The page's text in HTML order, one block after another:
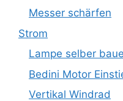
Messer schärfen
Strom
Lampe selber
Bedini Motor
Vertikal Windrad